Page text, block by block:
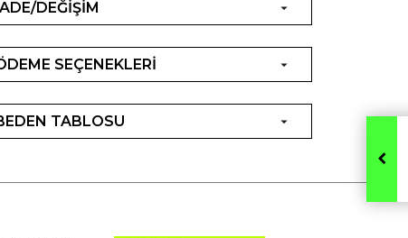
DEĞİŞİM
SEÇENEKLERİ
TABLOSU